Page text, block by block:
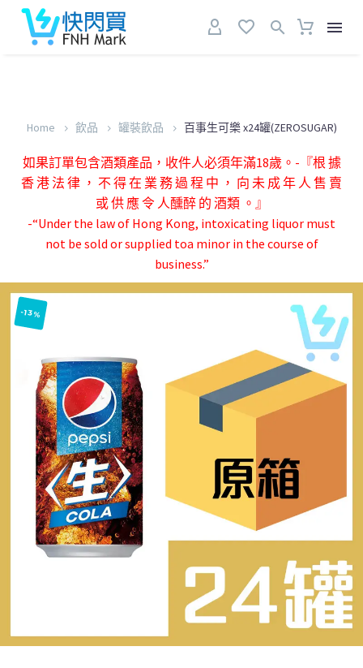
Home 飲品 罐裝飲品 百事生可樂 x24罐(ZEROSUGAR)
如果訂單包含酒類產品，收件人必須年滿18歲。-『根 據
香 港 法 律 ， 不 得 在 業 務 過 程 中 ， 向 未 成 年 人 售 賣
或 供 應 令 人醺醉 的 酒類 。』
-“Under the law of Hong Kong, intoxicating liquor must
not be sold or supplied toa minor in the course of
business.”
-13%